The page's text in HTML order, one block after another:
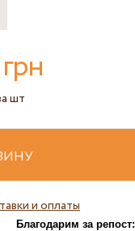
шт
и оплаты
Благодарим за репост: